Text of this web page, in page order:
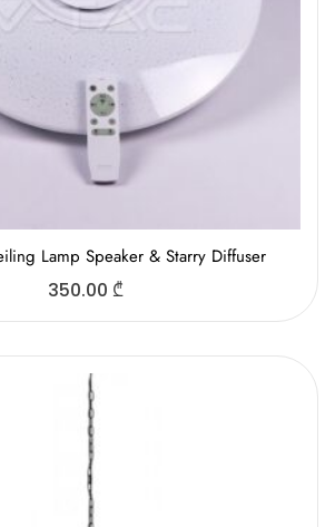
Lamp Speaker & Starry Diffuser
350.00 ₾